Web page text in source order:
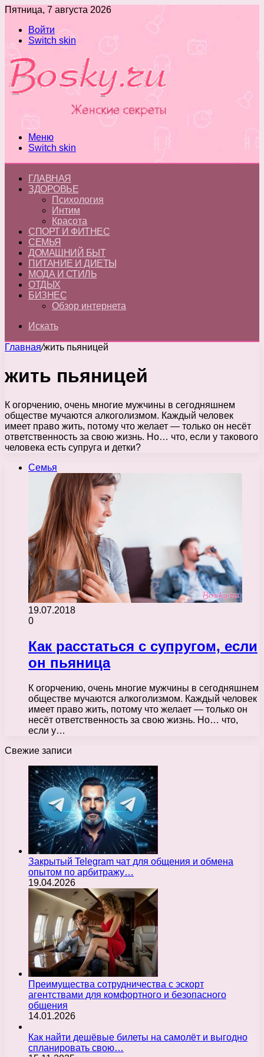
Пятница, 7 августа 2026
Войти
Switch skin
Меню
Switch skin
ГЛАВНАЯ
ЗДОРОВЬЕ
Психология
Интим
Красота
СПОРТ И ФИТНЕС
СЕМЬЯ
ДОМАШНИЙ БЫТ
ПИТАНИЕ И ДИЕТЫ
МОДА И СТИЛЬ
ОТДЫХ
БИЗНЕС
Обзор интернета
Искать
Главная/жить пьяницей
жить пьяницей
К огорчению, очень многие мужчины в сегодняшнем
обществе мучаются алкоголизмом. Каждый человек
имеет право жить, потому что желает — только он несёт
ответственность за свою жизнь. Но… что, если у такового
человека есть супруга и детки?
Семья
19.07.2018
0
Как расстаться с супругом, если
он пьяница
К огорчению, очень многие мужчины в сегодняшнем
обществе мучаются алкоголизмом. Каждый человек
имеет право жить, потому что желает — только он
несёт ответственность за свою жизнь. Но… что,
если у…
Свежие записи
Закрытый Telegram чат для общения и обмена
опытом по арбитражу…
19.04.2026
Преимущества сотрудничества с эскорт
агентствами для комфортного и безопасного
общения
14.01.2026
Как найти дешёвые билеты на самолёт и выгодно
спланировать свою…